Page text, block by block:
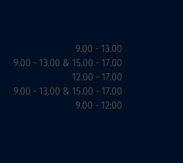
9.00 - 13.00
9.00 - 13.00 & 15.00 - 17.00
12.00 - 17.00
9.00 - 13.00 & 15.00 - 17.00
9.00 - 12:00